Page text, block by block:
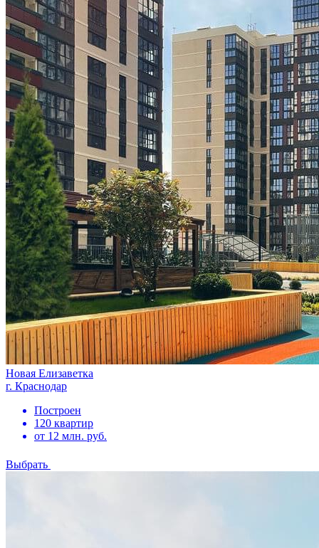
Новая Елизаветка
г. Краснодар
Построен
120 квартир
от 12 млн. руб.
Выбрать